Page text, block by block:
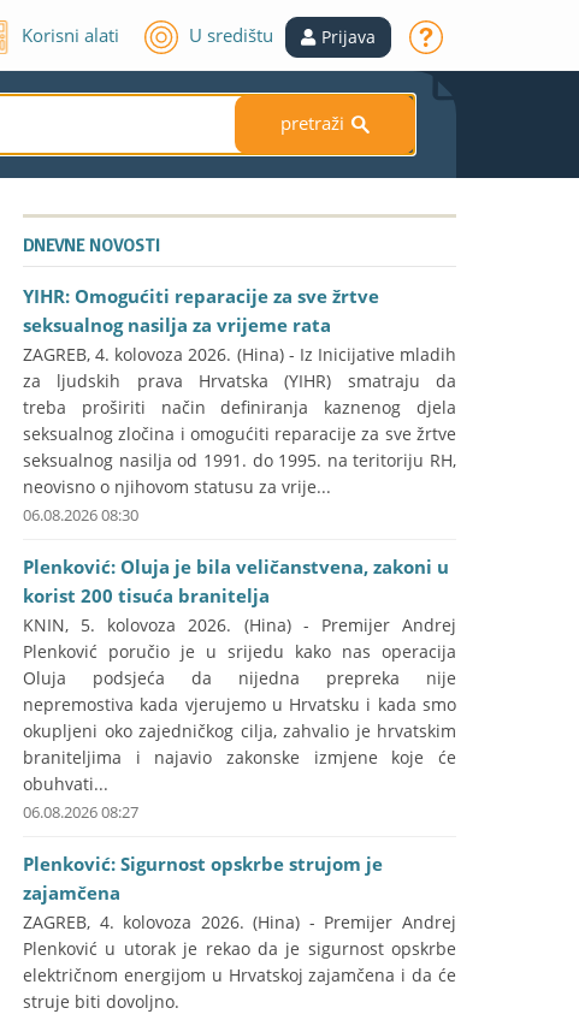
Korisni alati U središtu Prijava
pretraži S
DNEVNE NOVOSTI
YIHR: Omogućiti reparacije za sve žrtve
seksualnog nasilja za vrijeme rata
ZAGREB, 4. kolovoza 2026. (Hina) - Iz Inicijative mladih
za ljudskih prava Hrvatska (YIHR) smatraju da
treba proširiti način definiranja kaznenog djela
seksualnog zločina i omogućiti reparacije za sve žrtve
seksualnog nasilja od 1991. do 1995. na teritoriju RH,
neovisno o njihovom statusu za vrije...
06.08.2026 08:30
Plenković: Oluja je bila veličanstvena, zakoni u
korist 200 tisuća branitelja
KNIN, 5. kolovoza 2026. (Hina) - Premijer Andrej
Plenković poručio je u srijedu kako nas operacija
Oluja podsjeća da nijedna prepreka nije
nepremostiva kada vjerujemo u Hrvatsku i kada smo
okupljeni oko zajedničkog cilja, zahvalio je hrvatskim
braniteljima i najavio zakonske izmjene koje će
obuhvati...
06.08.2026 08:27
Plenković: Sigurnost opskrbe strujom je
zajamčena
ZAGREB, 4. kolovoza 2026. (Hina) - Premijer Andrej
Plenković u utorak je rekao da je sigurnost opskrbe
električnom energijom u Hrvatskoj zajamčena i da će
struje biti dovoljno.